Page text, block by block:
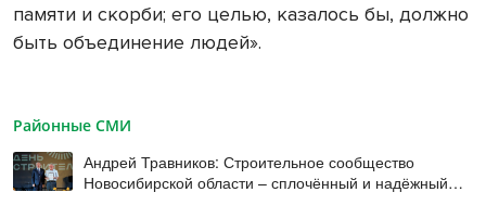
памяти и скорби; его целью, казалось бы, должно
быть объединение людей».
Районные СМИ
Андрей Травников: Строительное сообщество
Новосибирской области – сплочённый и надёжный